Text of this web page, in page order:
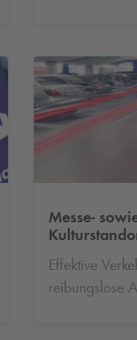
Messe-
Effektive
reibungslose